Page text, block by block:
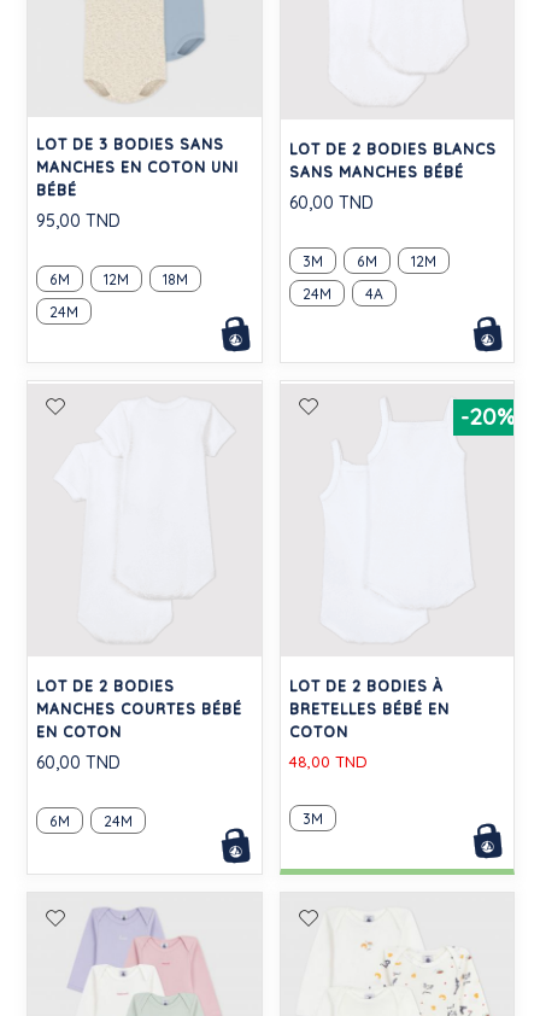
LOT DE 3 BODIES SANS
MANCHES EN COTON UNI
BÉBÉ
95,00 TND
6M 12M
18M
24M
LOT DE 2 BODIES BLANCS
SANS MANCHES BÉBÉ
60,00 TND
3M 6M
12M
24M
4A
LOT DE 2 BODIES
MANCHES COURTES BÉBÉ
EN COTON
60,00 TND
6M 24M
-20%
LOT DE 2 BODIES À
BRETELLES BÉBÉ EN
COTON
48,00 TND
3M